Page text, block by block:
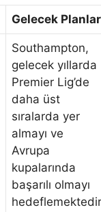
Gelecek
Southampton,
gelecek yıllarda
Premier Lig’de
daha üst
sıralarda yer
almayı ve
Avrupa
kupalarında
başarılı olmayı